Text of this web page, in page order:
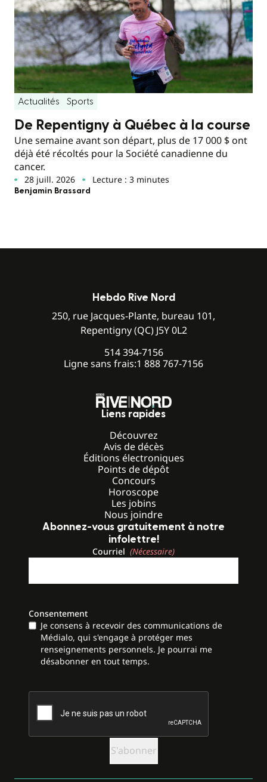
Actualités Sports
De Repentigny à Québec à la course
Une semaine avant son départ, plus de 17 000 $ ont
déjà été récoltés pour la Société canadienne du
cancer.
28 juill. 2026 Lecture : 3 minutes
Benjamin Brassard
Hebdo Rive Nord
250, rue Jacques-Plante, bureau 101,
Repentigny (QC) J5Y 0L2
514 394-7156
Ligne sans frais:1 888 767-7156
Liens rapides
Découvrez
Avis de décès
Éditions électroniques
Points de dépôt
Concours
Horoscope
Les jobins
Nous joindre
Abonnez-vous gratuitement à notre
infolettre!
Courriel (Nécessaire)
Consentement
Je consens à recevoir des communications de
Médialo, qui s'engage à protéger mes
renseignements personnels. Je pourrai me
désabonner en tout temps.
CAPTCHA